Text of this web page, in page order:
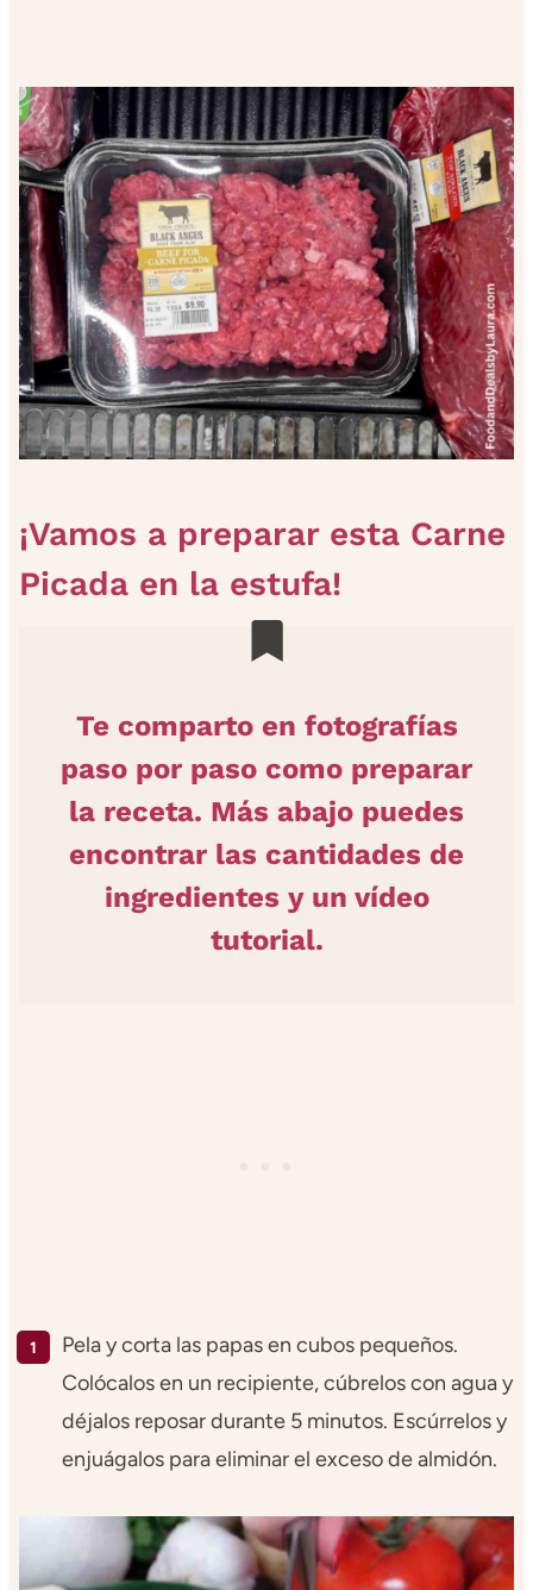
¡Vamos a preparar esta Carne
Picada en la estufa!
Te comparto en fotografías
paso por paso como preparar
la receta. Más abajo puedes
encontrar las cantidades de
ingredientes y un vídeo
tutorial.
Pela y corta las papas en cubos pequeños.
Colócalos en un recipiente, cúbrelos con agua y
déjalos reposar durante 5 minutos. Escúrrelos y
enjuágalos para eliminar el exceso de almidón.